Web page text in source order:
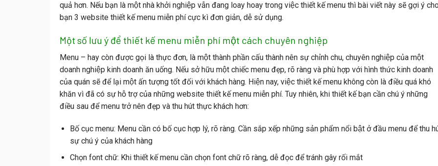
quả hơn. Nếu bạn là một nhà khởi nghiệp vẫn đang loay hoay trong việc thiết kế menu thì bài viết này sẽ gợi ý
bạn 3 website thiết kế menu miễn phí cực kì đơn giản, dễ sử dụng.
Một số lưu ý để thiết kế menu miễn phí một cách chuyên nghiệp
Menu – hay còn được gọi là thực đơn, là một thành phần cấu thành nên sự chỉnh chu, chuyên nghiệp của một
doanh nghiệp kinh doanh ăn uống. Nếu sở hữu một chiếc menu đẹp, rõ ràng và phù hợp với hình thức kinh doanh
của quán sẽ để lại một ấn tượng tốt đối với khách hàng. Hiện nay, việc thiết kế menu không còn là điều quá khó
khăn vì đã có sự hỗ trợ của những website thiết kế menu miễn phí. Tuy nhiên, khi thiết kế bạn cần chú ý những
điều sau để menu trở nên đẹp và thu hút thực khách hơn:
Bố cục menu: Menu cần có bố cục hợp lý, rõ ràng. Cần sắp xếp những sản phẩm nổi bật ở đầu menu để thu
sự chú ý của khách hàng
Chọn font chữ: Khi thiết kế menu cần chọn font chữ rõ ràng, dễ đọc để tránh gây rối mắt